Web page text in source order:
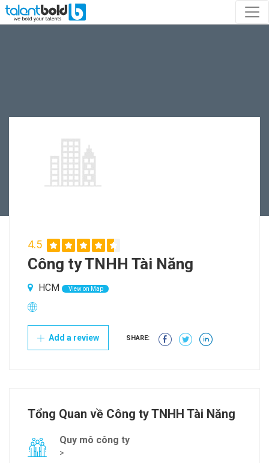
4.5
Công ty TNHH Tài Năng
HCM View on Map
Add a review SHARE:
Tổng Quan về Công ty TNHH Tài Năng
Quy mô công ty
>